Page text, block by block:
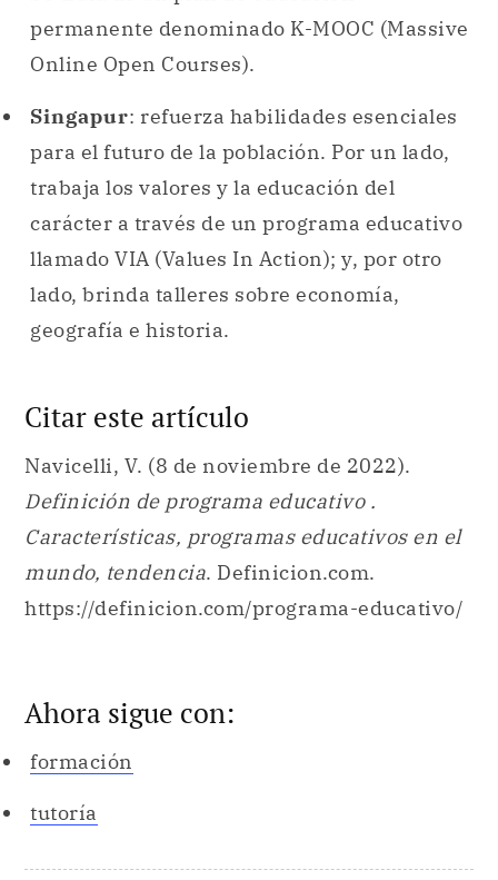
permanente denominado K-MOOC (Massive
Online Open Courses).
Singapur: refuerza habilidades esenciales
para el futuro de la población. Por un lado,
trabaja los valores y la educación del
carácter a través de un programa educativo
llamado VIA (Values In Action); y, por otro
lado, brinda talleres sobre economía,
geografía e historia.
Citar este artículo
Navicelli, V. (8 de noviembre de 2022).
Definición de programa educativo .
Características, programas educativos en el
mundo, tendencia. Definicion.com.
https://definicion.com/programa-educativo/
Ahora sigue con:
formación
tutoría